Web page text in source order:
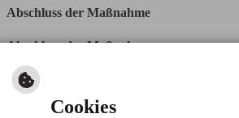
Abschluss der Maßnahme
Abschluss der Maßnahme
Der Ortsentwicklungsplan wurde 2014
Abschlussbericht können Sie nachfolgend
Abschlussbericht zum
Cookies